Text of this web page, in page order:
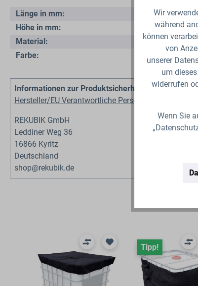
Länge in mm:
Höhe in mm:
Material:
Farbe:
Informationen zur Produktsicherheit
Hersteller/EU Verantwortliche Person
REKUBIK GmbH
Leddiner Weg 36
16866 Kyritz
Deutschland
shop@rekubik.de
Tipp!
Wir
während
können
von
unserer
um
widerrufen
Wenn Sie